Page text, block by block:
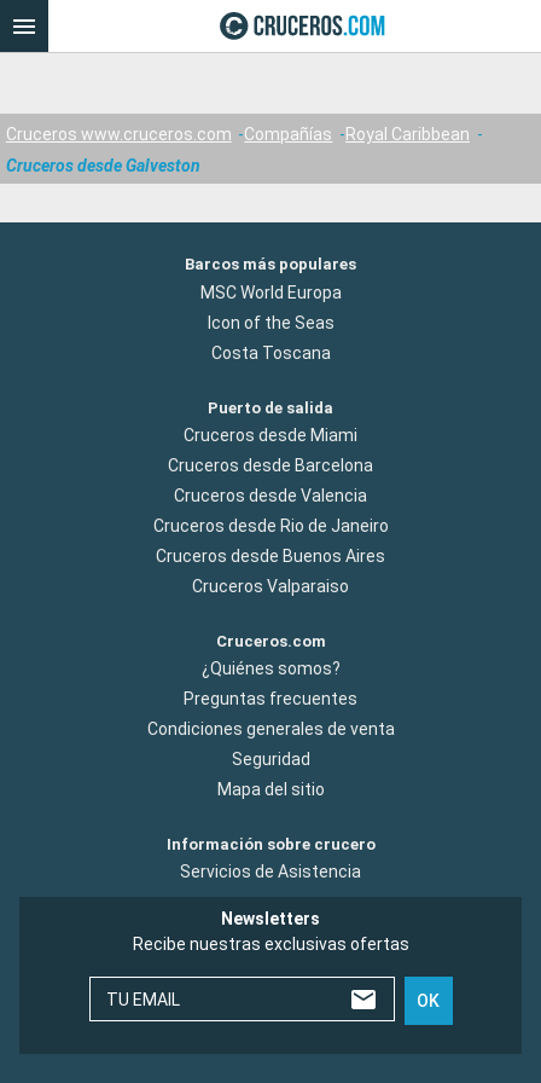
Cruceros www.cruceros.com Compañías
Royal Caribbean
Cruceros desde Galveston
Barcos más populares
MSC World Europa
Icon of the Seas
Costa Toscana
Puerto de salida
Cruceros desde Miami
Cruceros desde Barcelona
Cruceros desde Valencia
Cruceros desde Rio de Janeiro
Cruceros desde Buenos Aires
Cruceros Valparaiso
Cruceros.com
¿Quiénes somos?
Preguntas frecuentes
Condiciones generales de venta
Seguridad
Mapa del sitio
Información sobre crucero
Servicios de Asistencia
Newsletters
Recibe nuestras exclusivas ofertas
TU EMAIL OK